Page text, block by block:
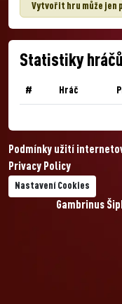
Vytvořit hru může jen
Statistiky hráčů
# Hráč
Podmínky užití
Privacy Policy
Nastavení Cookies
Gambrinus